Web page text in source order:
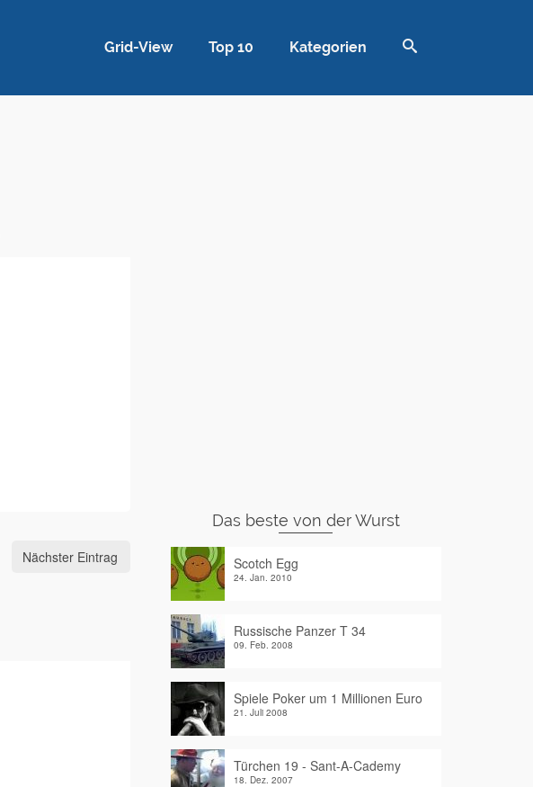
Grid-View Top 10 Kategorien
Nächster Eintrag
Das beste von der Wurst
Scotch Egg
24. Jan. 2010
Russische Panzer T 34
09. Feb. 2008
Spiele Poker um 1 Millionen Euro
21. Juli 2008
Türchen 19 - Sant-A-Cademy
18. Dez. 2007